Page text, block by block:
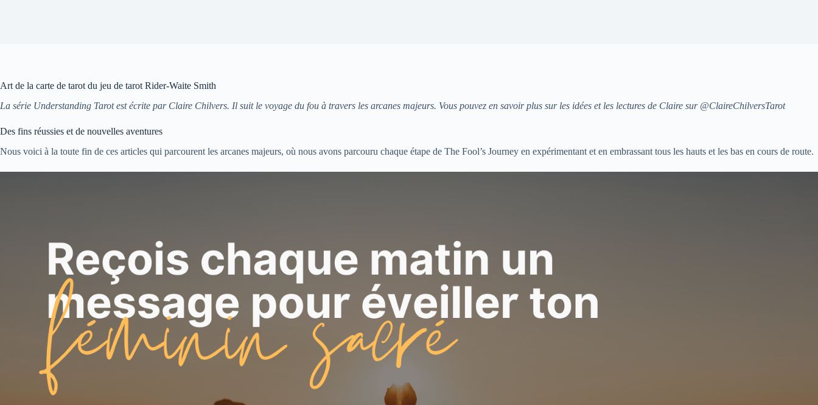
Art de la carte de tarot du jeu de tarot Rider-Waite Smith
La série Understanding Tarot est écrite par Claire Chilvers. Il suit le voyage du fou à travers les arcanes majeurs. Vous pouvez en savoir plus sur les idées et les lectures de Claire sur @ClaireChilversTarot
Des fins réussies et de nouvelles aventures
Nous voici à la toute fin de ces articles qui parcourent les arcanes majeurs, où nous avons parcouru chaque étape de The Fool’s Journey en expérimentant et en embrassant tous les hauts et les bas en cours de route.